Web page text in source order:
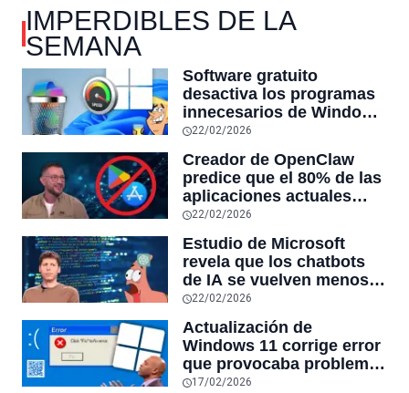
IMPERDIBLES DE LA
SEMANA
Software gratuito
desactiva los programas
innecesarios de Windows
11 y optimiza el PC,
reduciendo el uso de la
RAM y mucho más
22/02/2026
Creador de OpenClaw
predice que el 80% de las
aplicaciones actuales
desaparecerán en el
futuro: “Solo sobrevivirán
las aplicaciones con
sensores únicos o
conexiones especiales a
hardware
22/02/2026
Estudio de Microsoft
revela que los chatbots
de IA se vuelven menos
confiables mientras más
tiempo hablas con ellos:
la falta de confiabilidad
sube un 112%
22/02/2026
Actualización de
Windows 11 corrige error
que provocaba problemas
al jugar en PC: los
17/02/2026